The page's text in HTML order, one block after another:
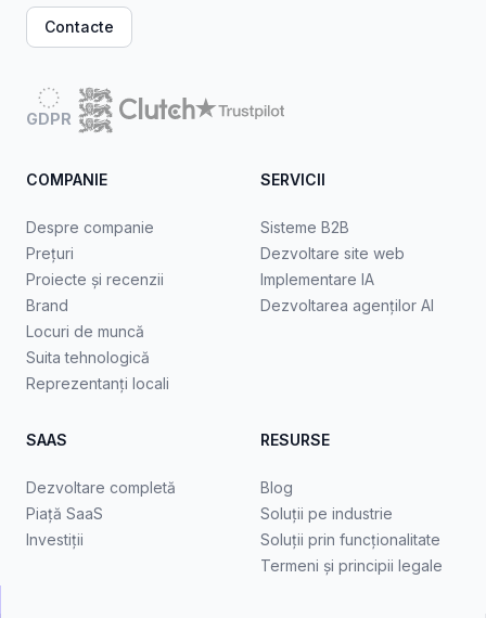
Contacte
GDPR
COMPANIE
Despre companie
Prețuri
Proiecte și recenzii
Brand
Locuri de muncă
Suita tehnologică
Reprezentanți locali
SERVICII
Sisteme B2B
Dezvoltare site web
Implementare IA
Dezvoltarea agenților AI
SAAS
Dezvoltare completă
Piață SaaS
Investiții
RESURSE
Blog
Soluții pe industrie
Soluții prin funcționalitate
Termeni și principii legale